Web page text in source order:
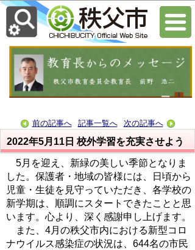
前の記事へ 記事一覧へ 次の記事へ
2022年5月11日校外学習を充実させよう
5月を迎え、新緑の美しい季節となりま
した。保護者・地域の皆様には、日頃から
児童・生徒を見守っていただき、各学校の
新学期は、順調にスタートできたことと思
います。心より、深く感謝申し上げます。
また、4月の秩父市内における新型コロ
ナウイルス感染症の状況は、644名の市民